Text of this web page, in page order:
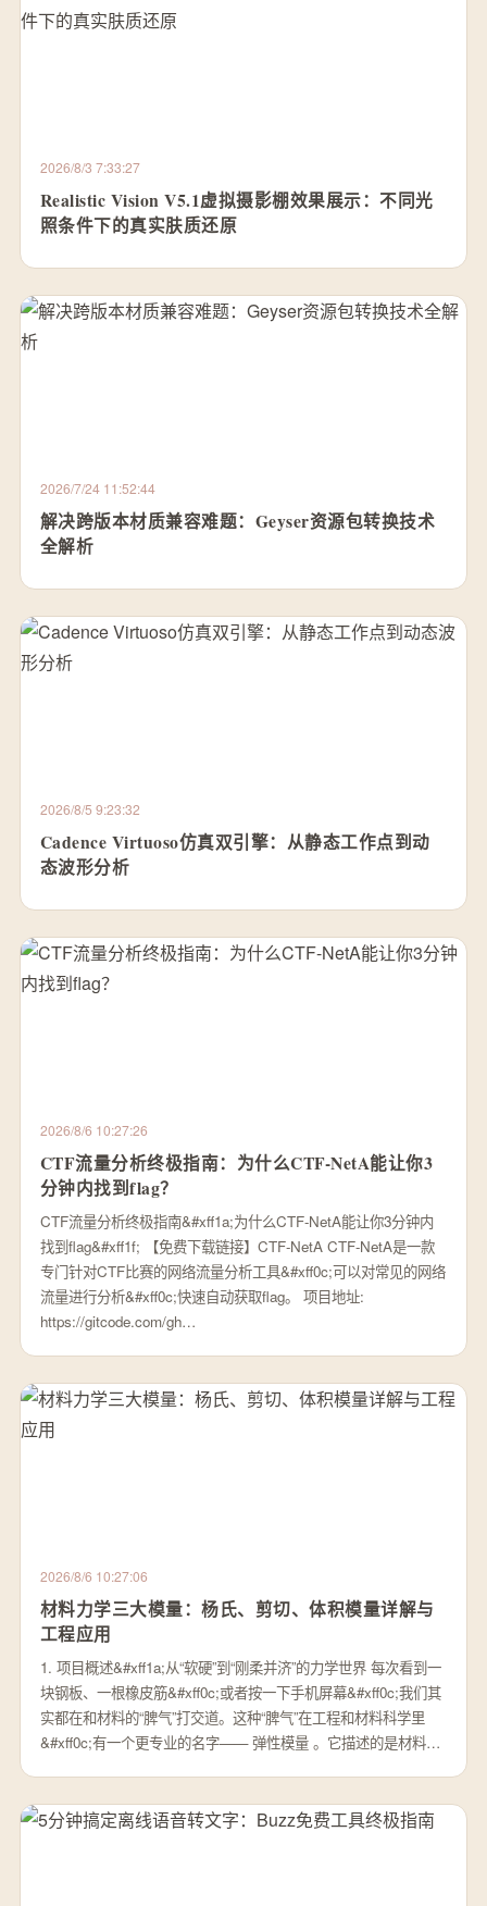
2026/8/3 7:33:27
Realistic Vision V5.1虚拟摄影棚效果展示：不同光
照条件下的真实肤质还原
2026/7/24 11:52:44
解决跨版本材质兼容难题：Geyser资源包转换技术
全解析
2026/8/5 9:23:32
Cadence Virtuoso仿真双引擎：从静态工作点到动
态波形分析
2026/8/6 10:27:26
CTF流量分析终极指南：为什么CTF-NetA能让你3
分钟内找到flag？
CTF流量分析终极指南&#xff1a;为什么CTF-NetA能让你3分钟内
找到flag&#xff1f; 【免费下载链接】CTF-NetA CTF-NetA是一款
专门针对CTF比赛的网络流量分析工具&#xff0c;可以对常见的网络
流量进行分析&#xff0c;快速自动获取flag。 项目地址:
https://gitcode.com/gh…
2026/8/6 10:27:06
材料力学三大模量：杨氏、剪切、体积模量详解与
工程应用
1. 项目概述&#xff1a;从“软硬”到“刚柔并济”的力学世界 每次看到一
块钢板、一根橡皮筋&#xff0c;或者按一下手机屏幕&#xff0c;我们其
实都在和材料的“脾气”打交道。这种“脾气”在工程和材料科学里
&#xff0c;有一个更专业的名字—— 弹性模量 。它描述的是材料…